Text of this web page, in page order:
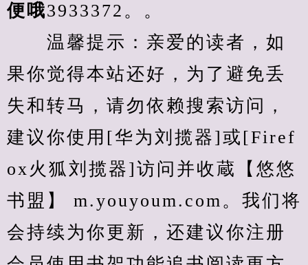
便哦3933372。。
温馨提示：亲爱的读者，如
果你觉得本站还好，为了避免丢
失和转马，请勿依赖搜索访问，
建议你使用[华为刘揽器]或[Firef
ox火狐刘揽器]访问并收蔵【悠悠
书盟】 m.youyoum.com。我们将
会持续为你更新，还建议你注册